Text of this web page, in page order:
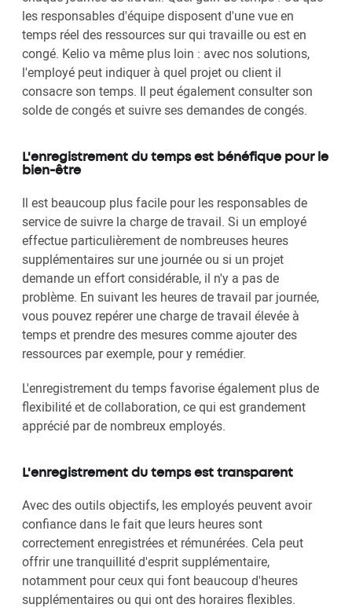
les responsables d'équipe disposent d'une vue en
temps réel des ressources sur qui travaille ou est en
congé. Kelio va même plus loin : avec nos solutions,
l'employé peut indiquer à quel projet ou client il
consacre son temps. Il peut également consulter son
solde de congés et suivre ses demandes de congés.
L'enregistrement du temps est bénéfique pour le
bien-être
Il est beaucoup plus facile pour les responsables de
service de suivre la charge de travail. Si un employé
effectue particulièrement de nombreuses heures
supplémentaires sur une journée ou si un projet
demande un effort considérable, il n'y a pas de
problème. En suivant les heures de travail par journée,
vous pouvez repérer une charge de travail élevée à
temps et prendre des mesures comme ajouter des
ressources par exemple, pour y remédier.
L'enregistrement du temps favorise également plus de
flexibilité et de collaboration, ce qui est grandement
apprécié par de nombreux employés.
L'enregistrement du temps est transparent
Avec des outils objectifs, les employés peuvent avoir
confiance dans le fait que leurs heures sont
correctement enregistrées et rémunérées. Cela peut
offrir une tranquillité d'esprit supplémentaire,
notamment pour ceux qui font beaucoup d'heures
supplémentaires ou qui ont des horaires flexibles.